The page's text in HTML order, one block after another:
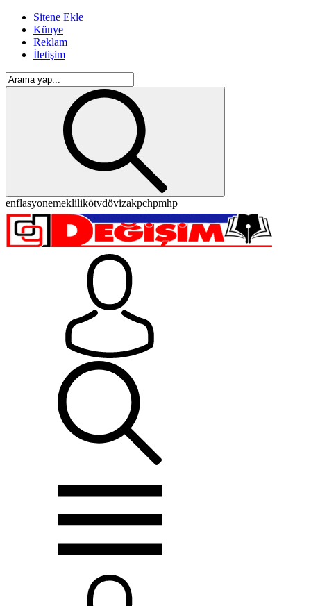
Sitene Ekle
Künye
Reklam
İletişim
enflasyonemeklilikötvdövizakpchpmhp